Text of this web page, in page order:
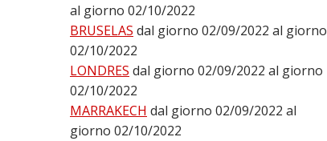
al giorno 02/10/2022
BRUSELAS dal giorno 02/09/2022 al giorno
02/10/2022
LONDRES dal giorno 02/09/2022 al giorno
02/10/2022
MARRAKECH dal giorno 02/09/2022 al
giorno 02/10/2022